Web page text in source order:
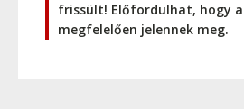
frissült! Előfordulhat, hogy a
megfelelően jelennek meg.